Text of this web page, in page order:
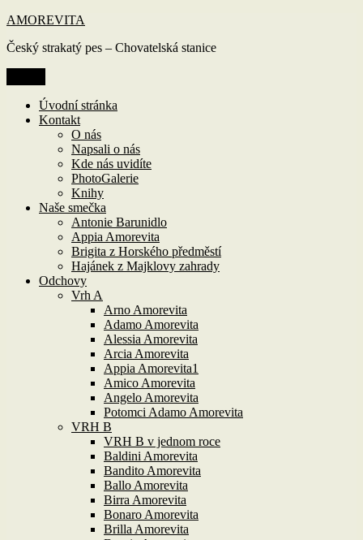
Přejít
obsahu
AMOREVITA
Český strakatý pes – Chovatelská stanice
Úvodní stránka
Kontakt
O nás
Napsali o nás
Kde nás uvidíte
PhotoGalerie
Knihy
Naše smečka
Antonie Barunidlo
Appia Amorevita
Brigita z Horského předměstí
Hajánek z Majklovy zahrady
Odchovy
Vrh A
Arno Amorevita
Adamo Amorevita
Alessia Amorevita
Arcia Amorevita
Appia Amorevita1
Amico Amorevita
Angelo Amorevita
Potomci Adamo Amorevita
VRH B
VRH B v jednom roce
Baldini Amorevita
Bandito Amorevita
Ballo Amorevita
Birra Amorevita
Bonaro Amorevita
Brilla Amorevita